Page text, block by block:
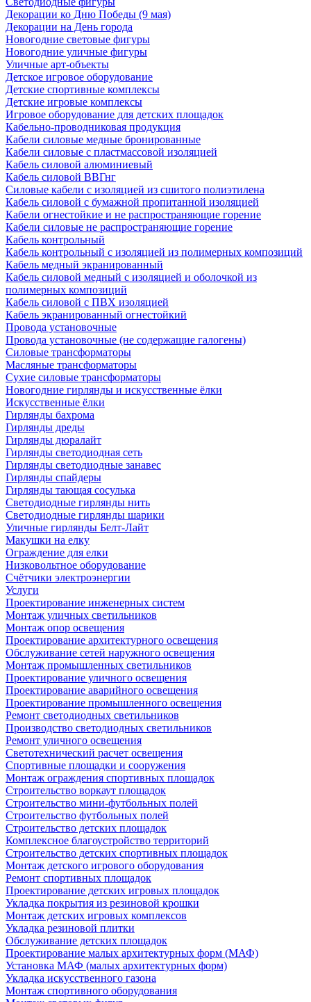
Декорации ко Дню Победы (9 мая)
Декорации на День города
Новогодние световые фигуры
Новогодние уличные фигуры
Уличные арт-объекты
Детское игровое оборудование
Детские спортивные комплексы
Детские игровые комплексы
Игровое оборудование для детских площадок
Кабельно-проводниковая продукция
Кабели силовые медные бронированные
Кабели силовые с пластмассовой изоляцией
Кабель силовой алюминиевый
Кабель силовой ВВГнг
Силовые кабели с изоляцией из сшитого полиэтилена
Кабель силовой с бумажной пропитанной изоляцией
Кабели огнестойкие и не распространяющие горение
Кабели силовые не распространяющие горение
Кабель контрольный
Кабель контрольный с изоляцией из полимерных композиций
Кабель медный экранированный
Кабель силовой медный с изоляцией и оболочкой из
полимерных композиций
Кабель силовой с ПВХ изоляцией
Кабель экранированный огнестойкий
Провода установочные
Провода установочные (не содержащие галогены)
Силовые трансформаторы
Масляные трансформаторы
Сухие силовые трансформаторы
Новогодние гирлянды и искусственные ёлки
Искусственные ёлки
Гирлянды бахрома
Гирлянды дреды
Гирлянды дюралайт
Гирлянды светодиодная сеть
Гирлянды светодиодные занавес
Гирлянды спайдеры
Гирлянды тающая сосулька
Светодиодные гирлянды нить
Светодиодные гирлянды шарики
Уличные гирлянды Белт-Лайт
Макушки на елку
Ограждение для елки
Низковольтное оборудование
Счётчики электроэнергии
Услуги
Проектирование инженерных систем
Монтаж уличных светильников
Монтаж опор освещения
Проектирование архитектурного освещения
Обслуживание сетей наружного освещения
Монтаж промышленных светильников
Проектирование уличного освещения
Проектирование аварийного освещения
Проектирование промышленного освещения
Ремонт светодиодных светильников
Производство светодиодных светильников
Ремонт уличного освещения
Светотехнический расчет освещения
Спортивные площадки и сооружения
Монтаж ограждения спортивных площадок
Строительство воркаут площадок
Строительство мини-футбольных полей
Строительство футбольных полей
Строительство детских площадок
Комплексное благоустройство территорий
Строительство детских спортивных площадок
Монтаж детского игрового оборудования
Ремонт спортивных площадок
Проектирование детских игровых площадок
Укладка покрытия из резиновой крошки
Монтаж детских игровых комплексов
Укладка резиновой плитки
Обслуживание детских площадок
Проектирование малых архитектурных форм (МАФ)
Установка МАФ (малых архитектурных форм)
Укладка искусственного газона
Монтаж спортивного оборудования